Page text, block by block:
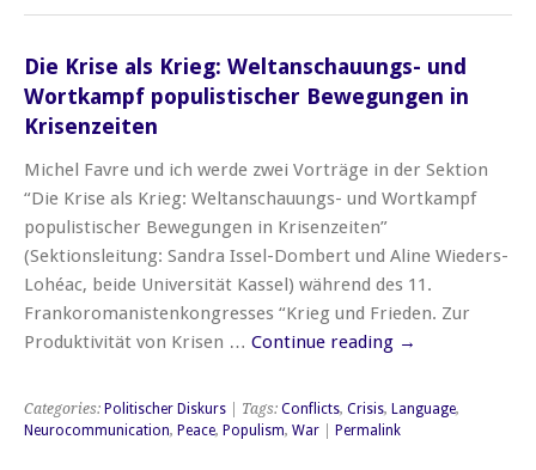
Die Krise als Krieg: Weltanschauungs- und
Wortkampf populistischer Bewegungen in
Krisenzeiten
Michel Favre und ich werde zwei Vorträge in der Sektion
“Die Krise als Krieg: Weltanschauungs- und Wortkampf
populistischer Bewegungen in Krisenzeiten”
(Sektionsleitung: Sandra Issel-Dombert und Aline Wieders-
Lohéac, beide Universität Kassel) während des 11.
Frankoromanistenkongresses “Krieg und Frieden. Zur
Produktivität von Krisen … Continue reading →
Categories: Politischer Diskurs | Tags: Conflicts, Crisis, Language,
Neurocommunication, Peace, Populism, War Permalink